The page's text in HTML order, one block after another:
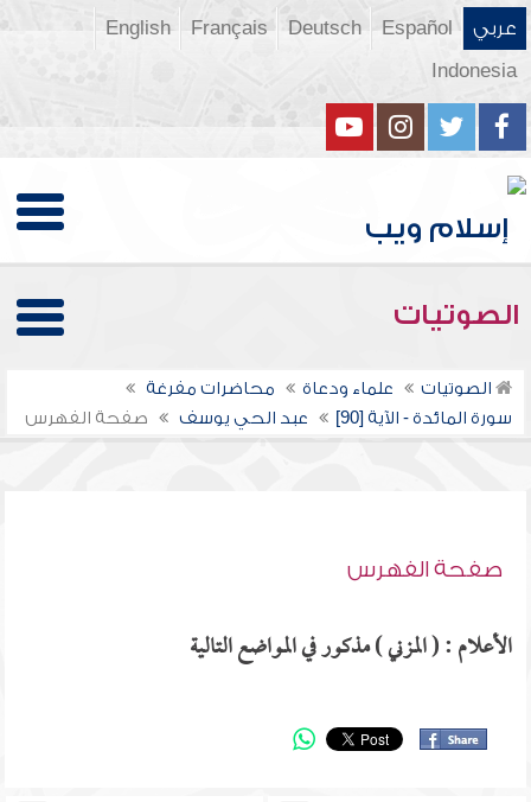
عربي Español
Deutsch
Français
English
Indonesia
الصوتيات
الصوتيات علماء ودعاة
محاضرات مفرغة
سورة المائدة - الآية [90]
عبد الحي يوسف صفحة الفهرس
صفحة الفهرس
الأعلام : ( المزني ) مذكور في المواضع التالية